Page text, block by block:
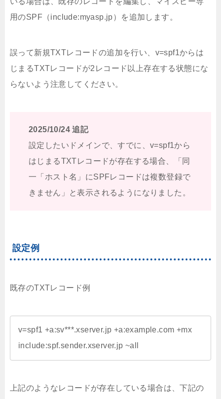
用のSPF（include:myasp.jp）を追加します。
誤って新規TXTレコードの追加を行い、v=spf1からは
じまるTXTレコードが2レコード以上存在する状態にな
らないよう注意してください。
2025/10/24 追記
設定したいドメインで、すでに、v=spf1から
はじまるTXTレコードが存在する場合、「同
一「ホスト名」にSPFレコードは複数登録で
きません」と表示されるようになりました。
設定例
既存のTXTレコード例
v=spf1 +a:sv***.xserver.jp +a:example.com +mx
include:spf.sender.xserver.jp ~all
上記のようなレコードが存在している場合は、下記の